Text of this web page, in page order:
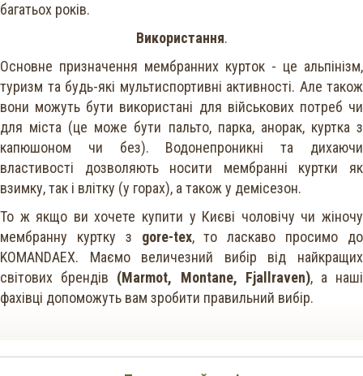
багатьох років.
Використання.
Основне призначення мембранних курток - це альпінізм,
туризм та будь-які мультиспортивні активності. Але також
вони можуть бути використані для військових потреб чи
для міста (це може бути пальто, парка, анорак, куртка з
капюшоном чи без). Водонепроникні та дихаючи
властивості дозволяють носити мембранні куртки як
взимку, так і влітку (у горах), а також у демісезон.
То ж якщо ви хочете купити у Києві чоловічу чи жіночу
мембранну куртку з gore-tex, то ласкаво просимо до
KOMANDAEX. Маємо величезний вибір від найкращих
світових брендів (Marmot, Montane, Fjallraven), а наші
фахівці допоможуть вам зробити правильний вибір.